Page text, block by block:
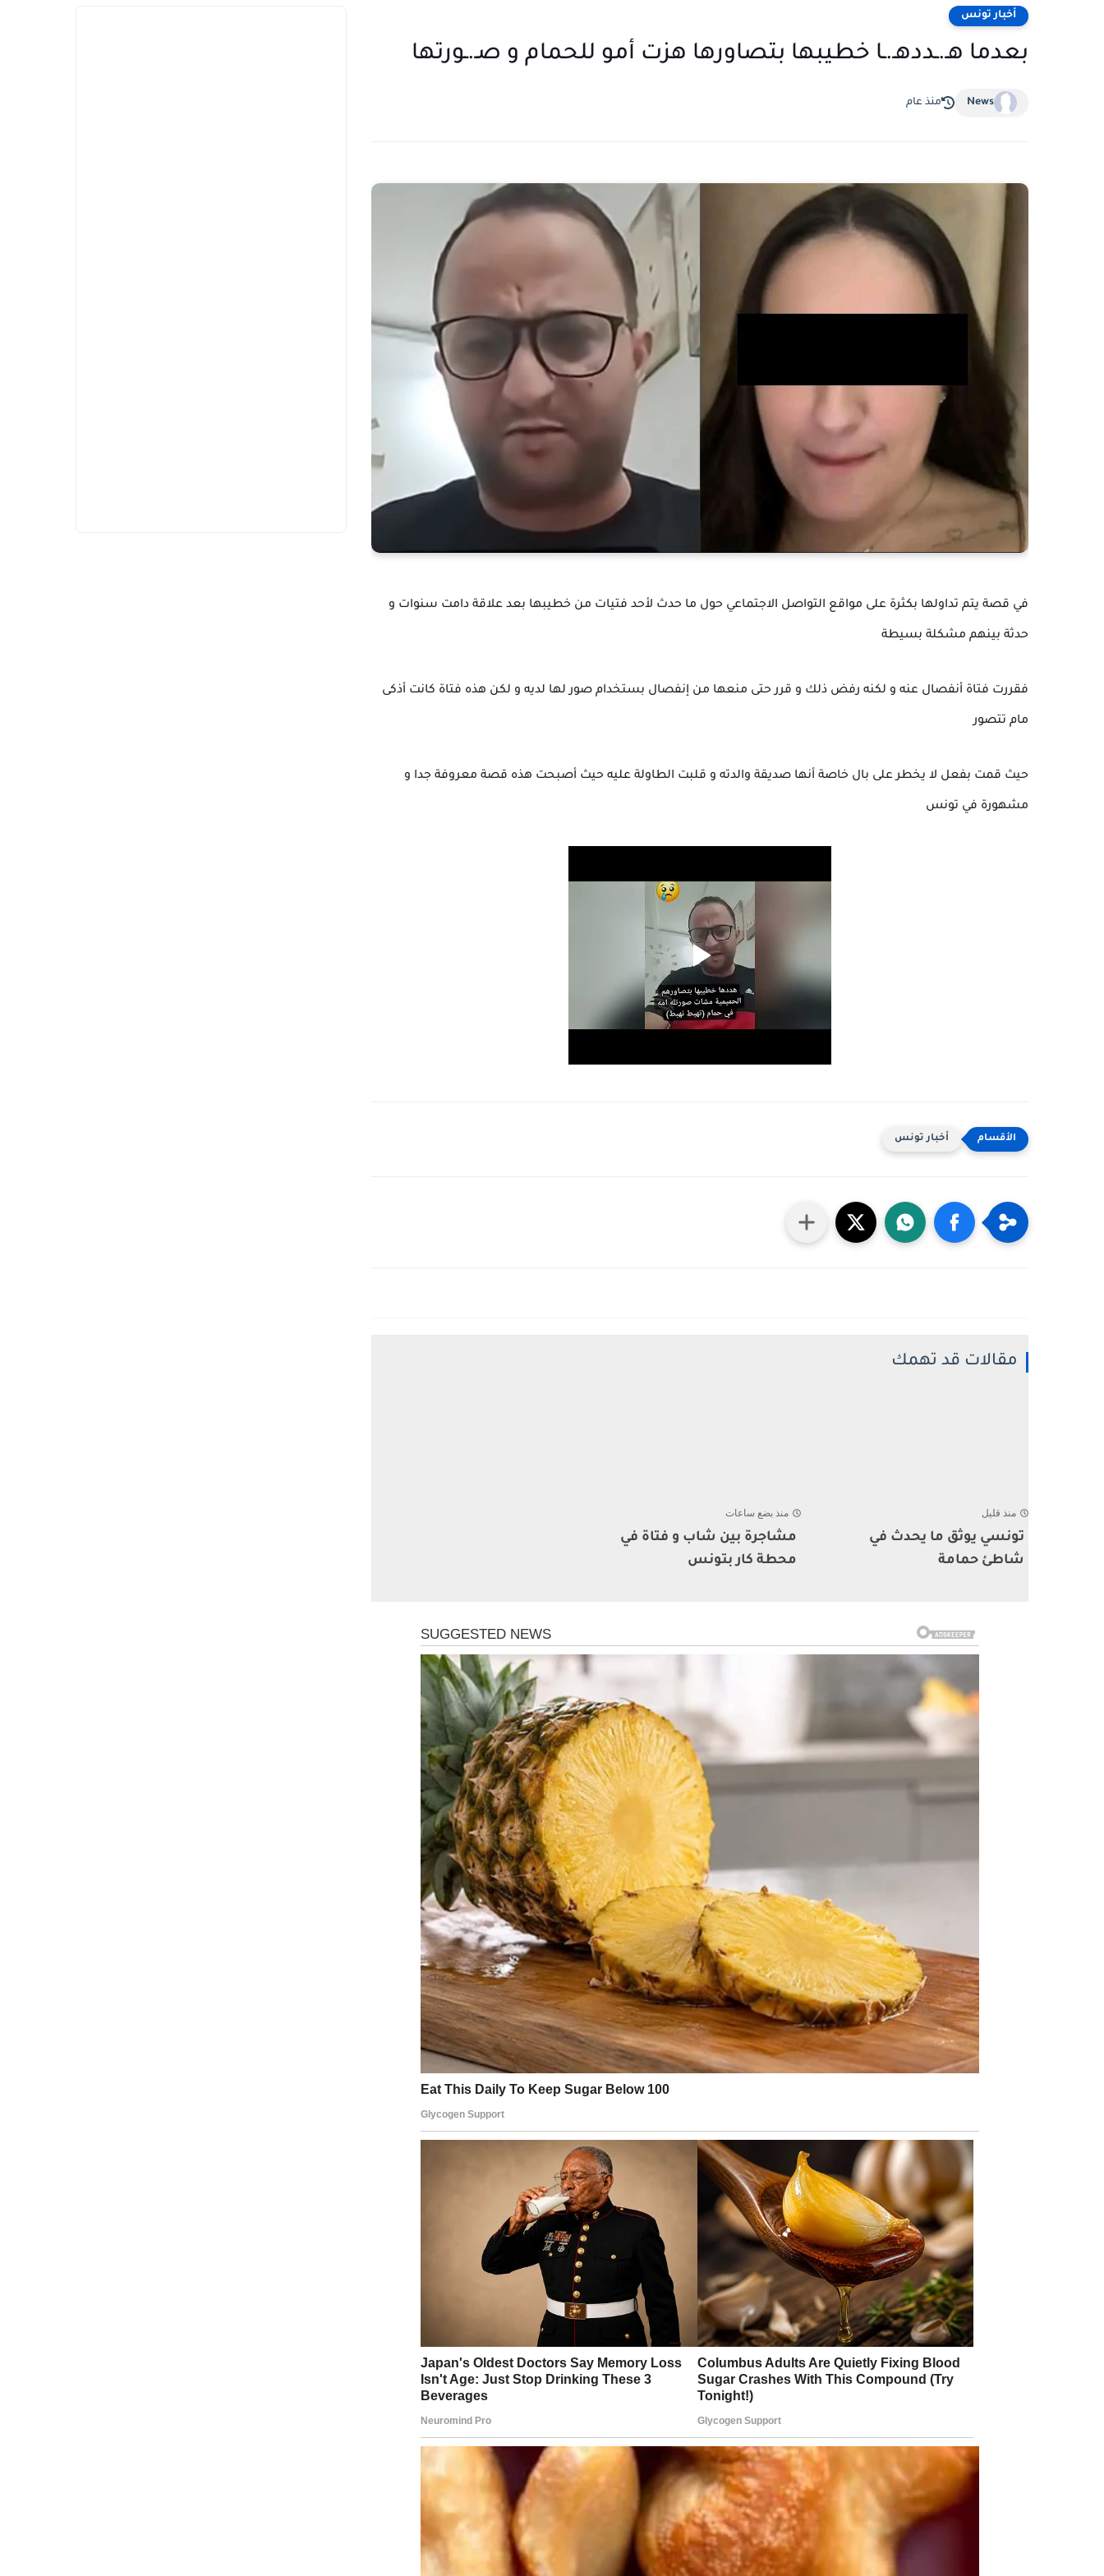
أخبار تونس
بعدما هـ.ـددهـ.ـا خطيبها بتصاورها هزت أمو للحمام و صـ.ـورتها
News منذ عام
في قصة يتم تداولها بكثرة على مواقع التواصل الاجتماعي حول ما حدث لأحد فتيات من خطيبها بعد علاقة دامت سنوات و
حدثة بينهم مشكلة بسيطة
فقررت فتاة أنفصال عنه و لكنه رفض ذلك و قرر حتى منعها من إنفصال بستخدام صور لها لديه و لكن هذه فتاة كانت أذكى
مام تتصور
حيث قمت بفعل لا يخطر على بال خاصة أنها صديقة والدته و قلبت الطاولة عليه حيث أصبحت هذه قصة معروفة جدا و
مشهورة في تونس
أخبار تونس
مقالات قد تهمك
منذ قليل
تونسي يوثق ما يحدث في
شاطئ حمامة
منذ بضع ساعات
مشاجرة بين شاب و فتاة في
محطة كار بتونس